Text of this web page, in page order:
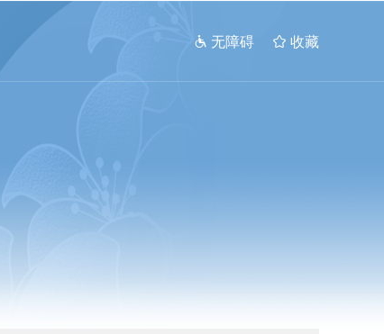
 无障碍  收藏